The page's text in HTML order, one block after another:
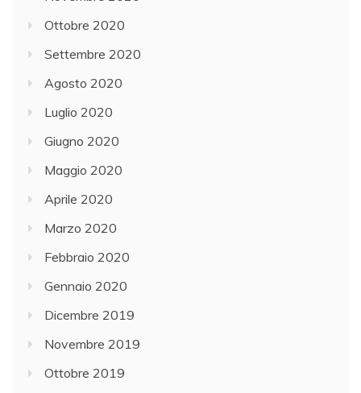
Ottobre 2020
Settembre 2020
Agosto 2020
Luglio 2020
Giugno 2020
Maggio 2020
Aprile 2020
Marzo 2020
Febbraio 2020
Gennaio 2020
Dicembre 2019
Novembre 2019
Ottobre 2019